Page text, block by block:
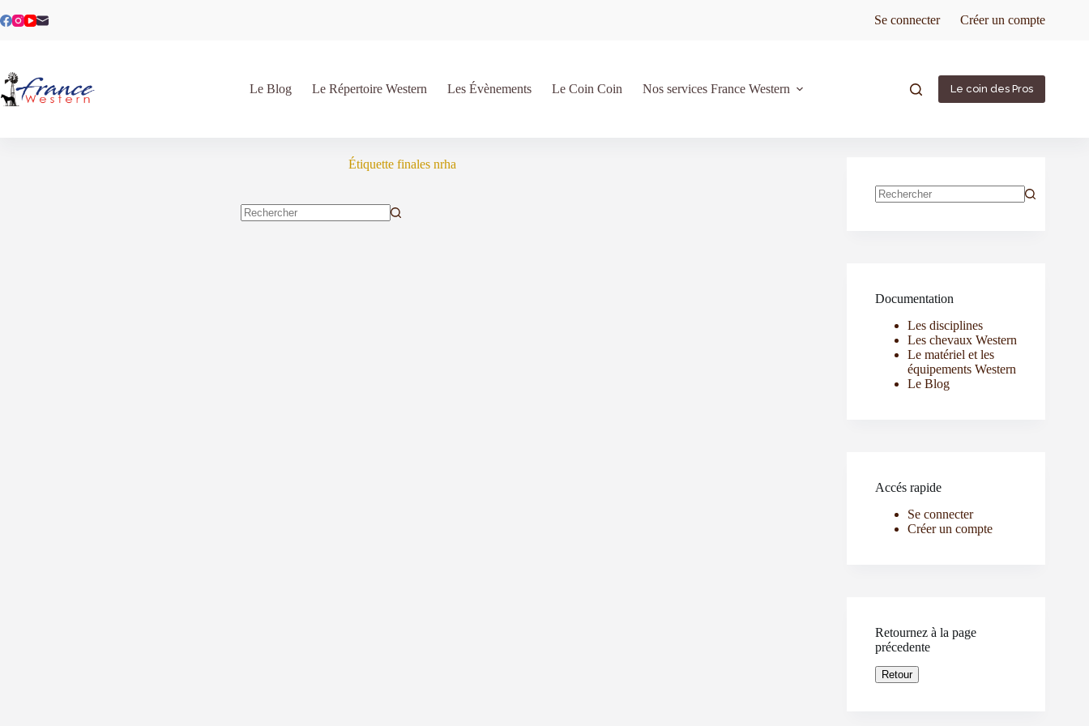
au
Se connecter Créer un compte
Le Blog Le Répertoire Western Les Évènements Le Coin Coin Nos services France Western Le coin des Pros
Étiquette finales nrha
Documentation
Les disciplines
Les chevaux Western
Le matériel et les
équipements Western
Le Blog
Accés rapide
Se connecter
Créer un compte
Retournez à la page
précedente